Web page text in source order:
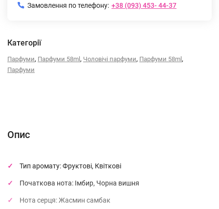
Замовлення по телефону: +38 (093) 453- 44-37
Категорії
Парфуми, Парфуми 58ml , Чоловічі парфуми, Парфуми 58ml ,
Парфуми
Опис
Тип аромату: Фруктові, Квіткові
Початкова нота: Імбир, Чорна вишня
Нота серця: Жасмин самбак